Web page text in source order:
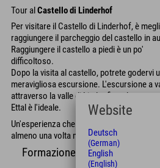
Tour alCastello di Linderhof
Per visitare il Castello di Linderhof, è
raggiungere il parcheggio del castello in
Raggiungere il castello a piedi è un po'
difficoltoso.
Dopo la visita al castello, potrete godervi
meravigliosa escursione. L'escursione a
attraverso la valle di Linder fino al
Ettal è l'ideale.
Un'esperienza che tutti dovrebbero provare
almeno una volta nella vita.
Formazione tecnica
Website
Deutsch
(German)
English
(English)